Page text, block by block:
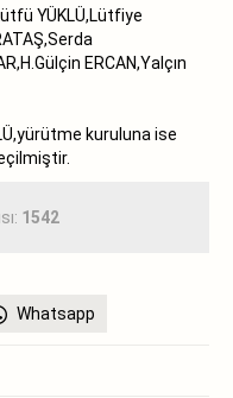
YÜKLÜ,Lütfiye
ERCAN,Yalçın
kuruluna ise
1542
Whatsapp